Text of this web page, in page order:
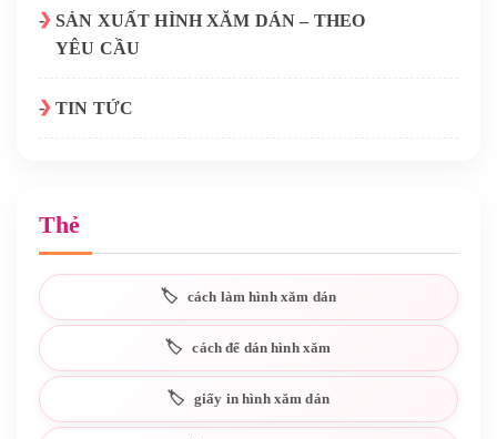
SẢN XUẤT HÌNH XĂM DÁN – THEO
YÊU CẦU
TIN TỨC
Thẻ
cách làm hình xăm dán
cách để dán hình xăm
giấy in hình xăm dán